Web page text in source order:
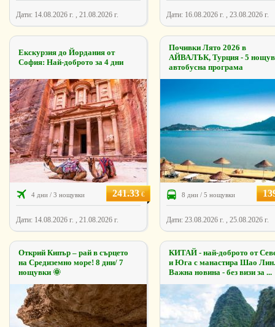
Дати: 14.08.2026 г. , 21.08.2026 г. Дати: 16.08.2026 г. , 23.08.2026 г.
Екскурзия до Йордания от
София: Най-доброто за 4 дни
4 дни / 3 нощувки 241.33€
Дати: 14.08.2026 г. , 21.08.2026 г.
Почивки Лято 2026 в
АЙВАЛЪК, Турция - 5
автобусна програма
8 дни / 5 нощувки
Дати: 23.08.2026 г. , 25.08.2026 г.
Открий Кипър – рай в сърцето
на Средиземно море! 8 дни/ 7
нощувки 🌞
КИТАЙ - най-доброто от
и Юга с манастира Шао Лин.
Важна новина - без визи за ...